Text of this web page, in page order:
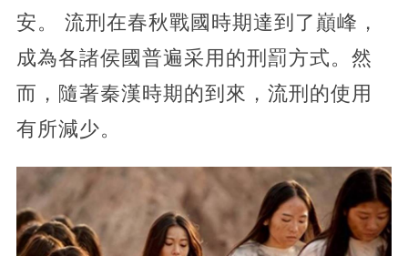
安。 流刑在春秋戰國時期達到了巔峰，
成為各諸侯國普遍采用的刑罰方式。然
而，隨著秦漢時期的到來，流刑的使用
有所減少。